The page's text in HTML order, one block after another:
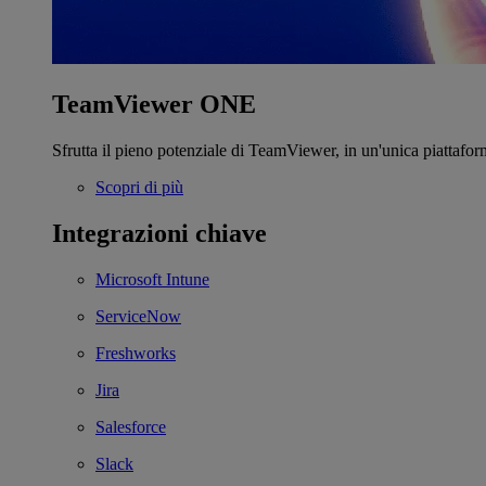
TeamViewer ONE
Sfrutta il pieno potenziale di TeamViewer, in un'unica
Scopri di più
Integrazioni chiave
Microsoft Intune
ServiceNow
Freshworks
Jira
Salesforce
Slack